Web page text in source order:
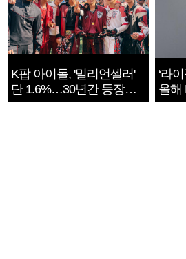
K팝 아이돌, '밀리언셀러'
단 1.6%…30년간 등장
1182개팀 전수조사
‘라
올해
확정